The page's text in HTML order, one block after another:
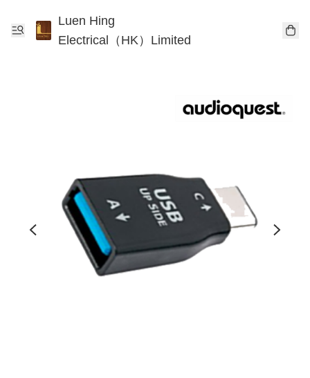
Luen Hing
Electrical（HK）Limited